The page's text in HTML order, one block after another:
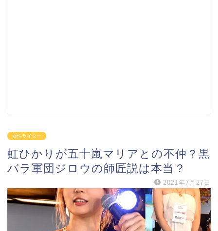
女性ライター
虹ひかりが五十嵐マリアとの不仲？黒
バラ軍団ジロウの師匠説は本当？
2021年7月27日